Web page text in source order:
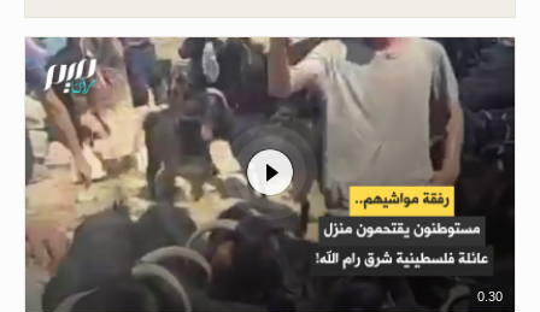
0.30